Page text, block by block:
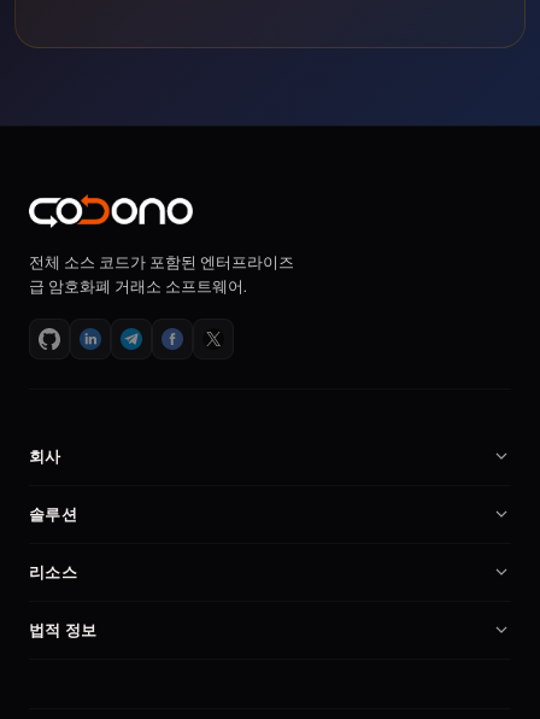
전체 소스 코드가 포함된 엔터프라이즈
급 암호화폐 거래소 소프트웨어.
회사
회사 소개
파트너
비교
솔루션
암호화폐 거래소 소프트웨어
암호화폐 거래소 스크립트
리소스
문서
법적 정보